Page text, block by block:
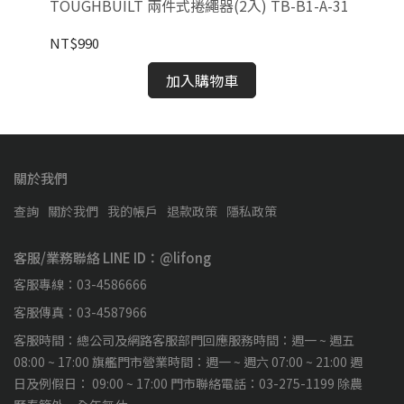
TOUGHBUILT 兩件式捲繩器(2入) TB-B1-A-31
NT$990
加入購物車
關於我們
查詢 關於我們 我的帳戶 退款政策 隱私政策
客服/業務聯絡 LINE ID：@lifong
客服專線：03-4586666
客服傳真：03-4587966
客服時間：總公司及網路客服部門回應服務時間：週一 ~ 週五
08:00 ~ 17:00 旗艦門市營業時間：週一 ~ 週六 07:00 ~ 21:00 週
日及例假日： 09:00 ~ 17:00 門市聯絡電話：03-275-1199 除農